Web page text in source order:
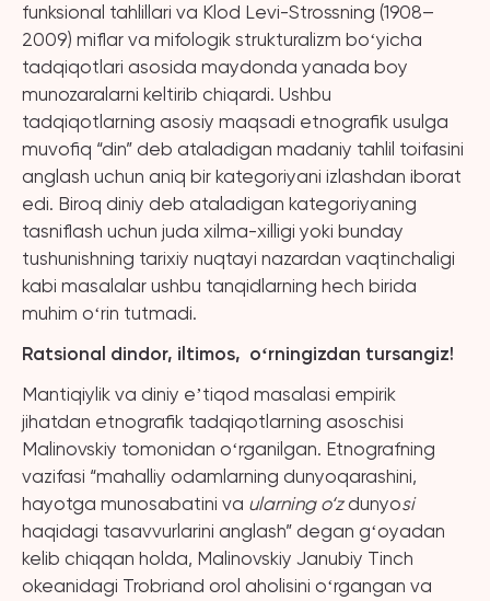
funksional tahlillari va Klod Levi-Strossning (1908–
2009) miflar va mifologik strukturalizm boʻyicha
tadqiqotlari asosida maydonda yanada boy
munozaralarni keltirib chiqardi. Ushbu
tadqiqotlarning asosiy maqsadi etnografik usulga
muvofiq “din” deb ataladigan madaniy tahlil toifasini
anglash uchun aniq bir kategoriyani izlashdan iborat
edi. Biroq diniy deb ataladigan kategoriyaning
tasniflash uchun juda xilma-xilligi yoki bunday
tushunishning tarixiy nuqtayi nazardan vaqtinchaligi
kabi masalalar ushbu tanqidlarning hech birida
muhim oʻrin tutmadi.
Ratsional dindor, iltimos, oʻrningizdan tursangiz!
Mantiqiylik va diniy eʼtiqod masalasi empirik
jihatdan etnografik tadqiqotlarning asoschisi
Malinovskiy tomonidan oʻrganilgan. Etnografning
vazifasi “mahalliy odamlarning dunyoqarashini,
hayotga munosabatini va ularning o‘zdunyosi
haqidagi tasavvurlarini anglash” degan gʻoyadan
kelib chiqqan holda, Malinovskiy Janubiy Tinch
okeanidagi Trobriand orol aholisini oʻrgangan va